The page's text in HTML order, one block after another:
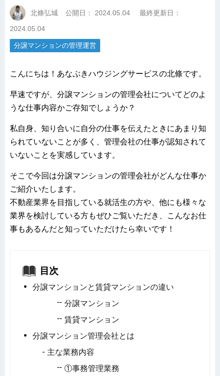
北條弘城 公開日： 2024.05.04
最終更新日：
2024.05.04
分譲マンションの管理運営
こんにちは！あなぶきハウジングサービスの北條です。
早速ですが、分譲マンションの管理会社についてどのよ
うな仕事内容かご存知でしょうか？
私自身、知り合いに自分の仕事を伝えたときにあまり知
られていないことが多く、管理会社の仕事が認知されて
いないことを実感しています。
そこで今回は分譲マンションの管理会社がどんな仕事か
ご紹介いたします。
不動産業界を目指している就活生の方や、他にも様々な
業界を検討している方もぜひご覧いただき、こんなお仕
事もあるんだと知っていただけたら幸いです！
目次
分譲マンションと賃貸マンションの違い
分譲マンション
賃貸マンション
分譲マンション管理会社とは
主な業務内容
①事務管理業務